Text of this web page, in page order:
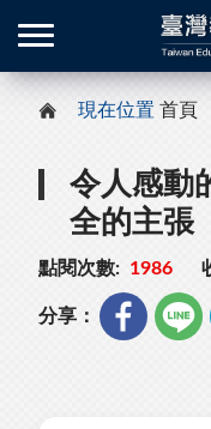
現在位置 首頁
令人感動
全的主張
點閱次數: 1986
分享：